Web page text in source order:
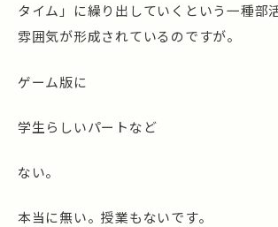
タイム」に繰り出していくという一種部
雰囲気が形成されているのですが。
ゲーム版に
学生らしいパートなど
ない。
本当に無い。授業もないです。